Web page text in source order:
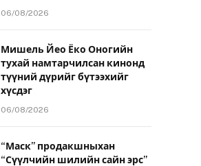
06/08/2026
Мишель Йео Ёко Оногийн
тухай намтарчилсан кинонд
түүний дүрийг бүтээхийг
хүсдэг
06/08/2026
“Маск” продакшныхан
“Сүүлчийн шилийн сайн эрс”